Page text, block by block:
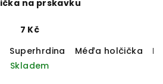
na prskavku
7 Kč
Superhrdina Méďa holčička
Skladem